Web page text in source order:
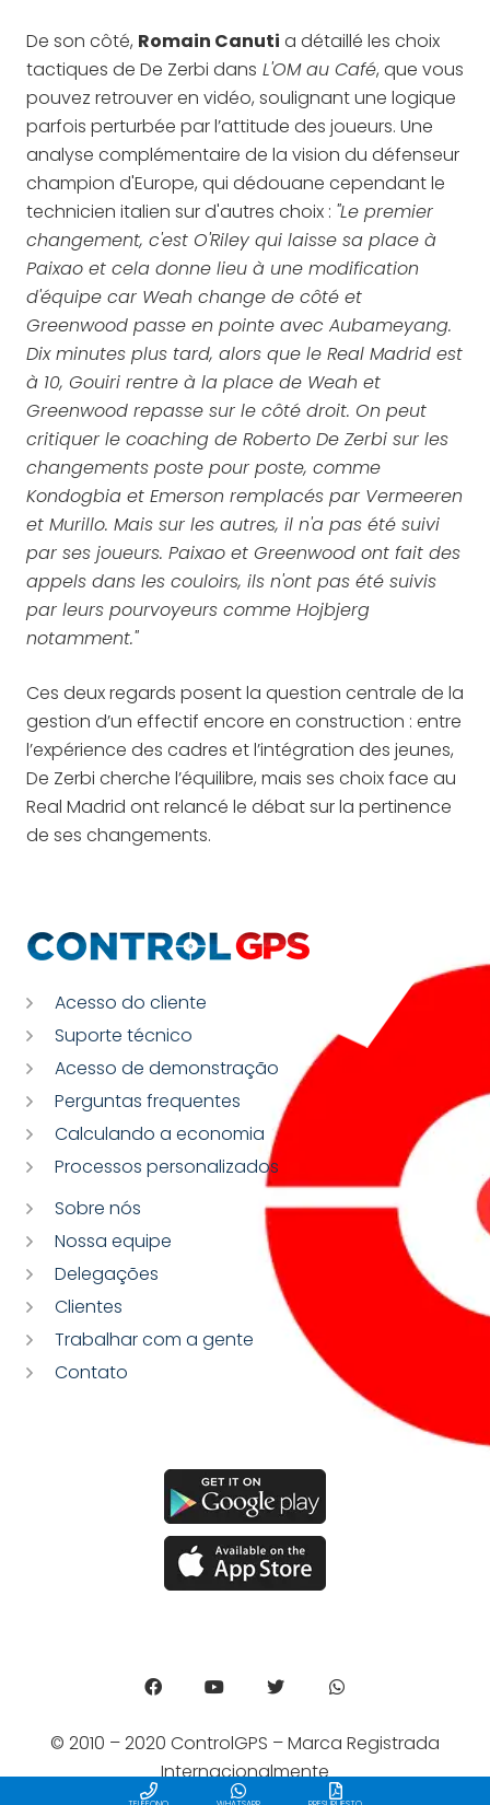
De son côté, Romain Canuti a détaillé les choix
tactiques de De Zerbi dans L'OM au Café, que vous
pouvez retrouver en vidéo, soulignant une logique
parfois perturbée par l’attitude des joueurs. Une
analyse complémentaire de la vision du défenseur
champion d'Europe, qui dédouane cependant le
technicien italien sur d'autres choix : "Le premier
changement, c'est O'Riley qui laisse sa place à
Paixao et cela donne lieu à une modification
d'équipe car Weah change de côté et
Greenwood passe en pointe avec Aubameyang.
Dix minutes plus tard, alors que le Real Madrid est
à 10, Gouiri rentre à la place de Weah et
Greenwood repasse sur le côté droit. On peut
critiquer le coaching de Roberto De Zerbi sur les
changements poste pour poste, comme
Kondogbia et Emerson remplacés par Vermeeren
et Murillo. Mais sur les autres, il n'a pas été suivi
par ses joueurs. Paixao et Greenwood ont fait des
appels dans les couloirs, ils n'ont pas été suivis
par leurs pourvoyeurs comme Hojbjerg
notamment."
Ces deux regards posent la question centrale de la
gestion d’un effectif encore en construction : entre
l’expérience des cadres et l’intégration des jeunes,
De Zerbi cherche l’équilibre, mais ses choix face au
Real Madrid ont relancé le débat sur la pertinence
de ses changements.
Acesso do cliente
Suporte técnico
Acesso de demonstração
Perguntas frequentes
Calculando a economia
Processos personalizados
Sobre nós
Nossa equipe
Delegações
Clientes
Trabalhar com a gente
Contato
© 2010 – 2020 ControlGPS – Marca Registrada
Internacionalmente